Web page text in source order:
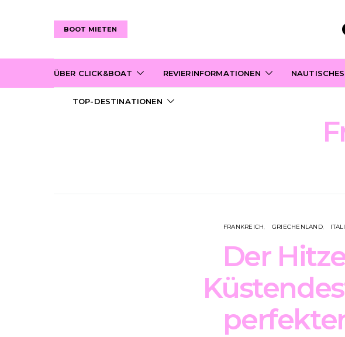
BOOT MIETEN
ÜBER CLICK&BOAT REVIERINFORMATIONEN
TOP-DESTINATIONEN
FRANKREICH GRIECHENLAND
Der